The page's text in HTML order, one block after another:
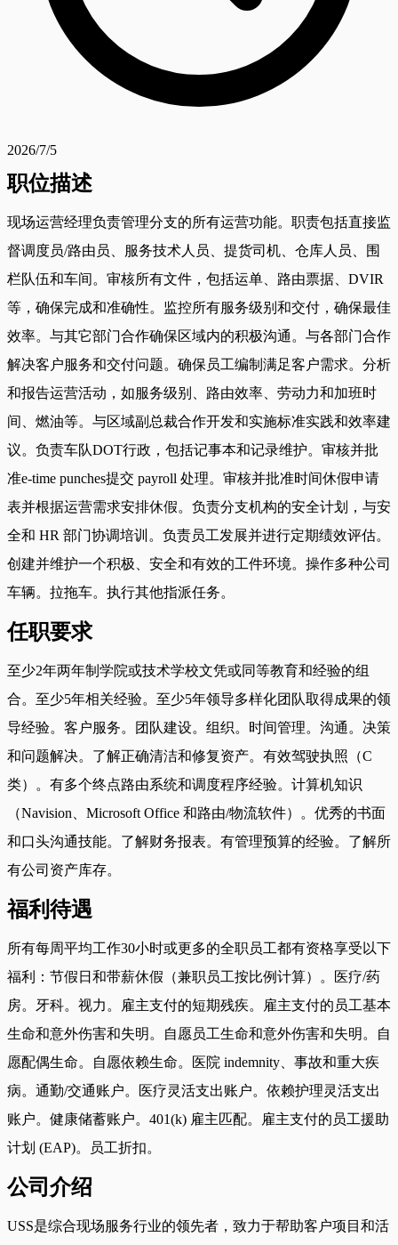
2026/7/5
职位描述
现场运营经理负责管理分支的所有运营功能。职责包括直接监
督调度员/路由员、服务技术人员、提货司机、仓库人员、围
栏队伍和车间。审核所有文件，包括运单、路由票据、DVIR
等，确保完成和准确性。监控所有服务级别和交付，确保最佳
效率。与其它部门合作确保区域内的积极沟通。与各部门合作
解决客户服务和交付问题。确保员工编制满足客户需求。分析
和报告运营活动，如服务级别、路由效率、劳动力和加班时
间、燃油等。与区域副总裁合作开发和实施标准实践和效率建
议。负责车队DOT行政，包括记事本和记录维护。审核并批
准e-time punches提交 payroll 处理。审核并批准时间休假申请
表并根据运营需求安排休假。负责分支机构的安全计划，与安
全和 HR 部门协调培训。负责员工发展并进行定期绩效评估。
创建并维护一个积极、安全和有效的工件环境。操作多种公司
车辆。拉拖车。执行其他指派任务。
任职要求
至少2年两年制学院或技术学校文凭或同等教育和经验的组
合。至少5年相关经验。至少5年领导多样化团队取得成果的领
导经验。客户服务。团队建设。组织。时间管理。沟通。决策
和问题解决。了解正确清洁和修复资产。有效驾驶执照（C
类）。有多个终点路由系统和调度程序经验。计算机知识
（Navision、Microsoft Office 和路由/物流软件）。优秀的书面
和口头沟通技能。了解财务报表。有管理预算的经验。了解所
有公司资产库存。
福利待遇
所有每周平均工作30小时或更多的全职员工都有资格享受以下
福利：节假日和带薪休假（兼职员工按比例计算）。医疗/药
房。牙科。视力。雇主支付的短期残疾。雇主支付的员工基本
生命和意外伤害和失明。自愿员工生命和意外伤害和失明。自
愿配偶生命。自愿依赖生命。医院 indemnity、事故和重大疾
病。通勤/交通账户。医疗灵活支出账户。依赖护理灵活支出
账户。健康储蓄账户。401(k) 雇主匹配。雇主支付的员工援助
计划 (EAP)。员工折扣。
公司介绍
USS是综合现场服务行业的领先者，致力于帮助客户项目和活